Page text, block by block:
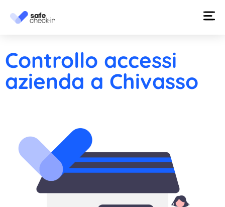
Controllo accessi
azienda a Chivasso